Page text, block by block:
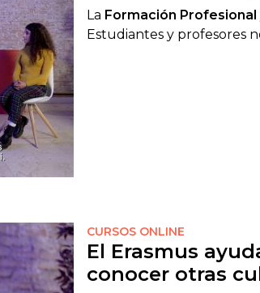
La Formación Profesional
Estudiantes y profesores
CURSOS ONLINE
El Erasmus
conocer otras